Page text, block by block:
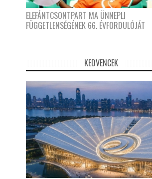
ELEFÁNTCSONTPART MA ÜNNEPLI
FÜGGETLENSÉGÉNEK 66. ÉVFORDULÓJÁT
KEDVENCEK